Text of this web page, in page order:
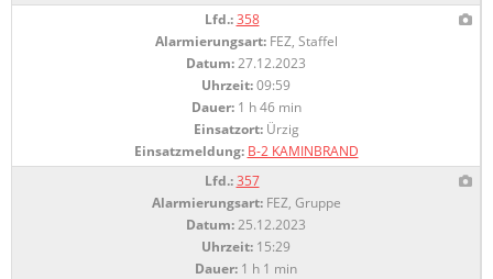
Lfd.: 358
Alarmierungsart:FEZ, Staffel
Datum:27.12.2023
Uhrzeit:09:59
Dauer:1 h 46 min
Einsatzort:Ürzig
Einsatzmeldung: B-2 KAMINBRAND
Lfd.: 357
Alarmierungsart:FEZ, Gruppe
Datum:25.12.2023
Uhrzeit: 15:29
Dauer: 1 h 1 min